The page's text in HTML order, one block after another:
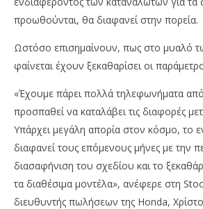
προωθούνται, θα διαφανεί στην πορεία.
Ωστόσο επισημαίνουν, πως στο μυαλό
φαίνεται έχουν ξεκαθαρίσει οι
«Έχουμε πάρει πολλά τηλεφωνήματα
προσπαθεί να καταλάβει τις διαφορές
Υπάρχει μεγάλη απορία στον κόσμο, το
διαφανεί τους επόμενους μήνες με την
διασαφήνιση του σχεδίου και το
τα διαθέσιμα μοντέλα», ανέφερε στη
διευθυντής πωλήσεων της Honda,